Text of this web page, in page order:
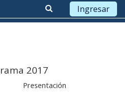
Ingresar
2017
Presentación